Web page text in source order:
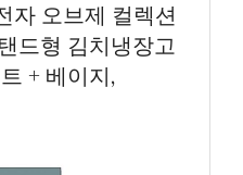
자 오브제 컬렉션
드형 김치냉장고
+ 베이지,